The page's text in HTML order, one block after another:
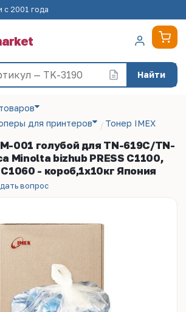
2001 года
Найти
для принтеров
Тонер IMEX
001 голубой для TN-619C/TN-
Minolta bizhub PRESS C1100,
- короб,1х10кг Япония
вопрос